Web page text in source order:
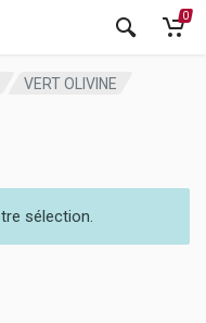
0
VERT OLIVINE
sélection.